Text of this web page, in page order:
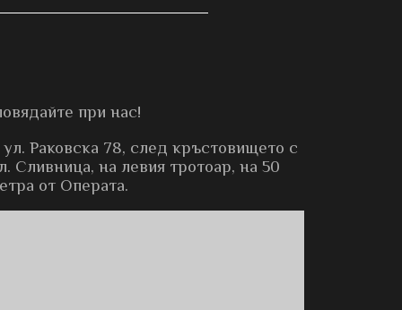
при нас!
Раковска 78, след кръстовището с
Сливница, на левия тротоар, на 50
от Операта.